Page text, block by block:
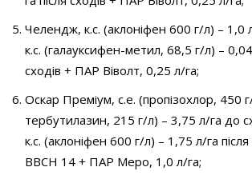
Челендж, к.с. (аклоніфен 600 г/л) – 1,0
к.с. (галауксифен­-метил, 68,5 г/л) –
сходів + ПАР Віволт, 0,25 л/га;
Оскар Преміум, с.е. (пропізохлор, 450
тербутилазин, 215 г/л) – 3,75 л/га до
к.с. (аклоніфен 600 г/л) – 1,75 л/га
ВВСН 14 + ПАР Меро, 1,0 л/га;